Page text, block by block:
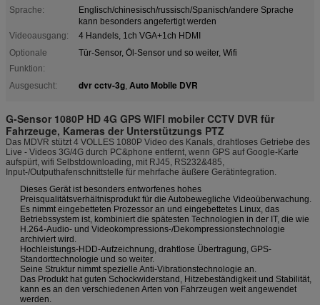
Sprache:
Englisch/chinesisch/russisch/Spanisch/andere Sprache
kann besonders angefertigt werden
Videoausgang:
4 Handels, 1ch VGA+1ch HDMI
Optionale
Funktion:
Tür-Sensor, Öl-Sensor und so weiter, Wifi
Ausgesucht: dvr cctv-3g, Auto Mobile DVR
G-Sensor 1080P HD 4G GPS WIFI mobiler CCTV DVR für
Fahrzeuge, Kameras der Unterstützungs PTZ
Das MDVR stützt 4 VOLLES 1080P Video des Kanals, drahtloses Getriebe des
Live - Videos 3G/4G durch PC&phone entfernt, wenn GPS auf Google-Karte
aufspürt, wifi Selbstdownloading, mit RJ45, RS232&485,
Input-/Outputhafenschnittstelle für mehrfache äußere Gerätintegration.
Dieses Gerät ist besonders entworfenes hohes
Preisqualitätsverhältnisprodukt für die Autobewegliche Videoüberwachung.
Es nimmt eingebetteten Prozessor an und eingebettetes Linux, das
Betriebssystem ist, kombiniert die spätesten Technologien in der IT, die wie
H.264-Audio- und Videokompressions-/Dekompressionstechnologie
archiviert wird.
Hochleistungs-HDD-Aufzeichnung, drahtlose Übertragung, GPS-
Standorttechnologie und so weiter.
Seine Struktur nimmt spezielle Anti-Vibrationstechnologie an.
Das Produkt hat guten Schockwiderstand, Hitzebeständigkeit und Stabilität,
kann es an den verschiedenen Arten von Fahrzeugen weit angewendet
werden.